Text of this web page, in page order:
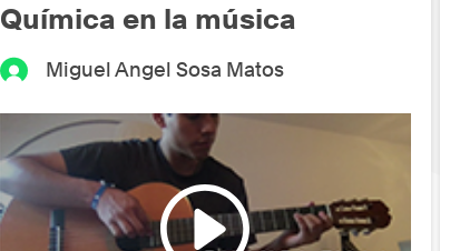
Química en la música
Miguel Angel Sosa Matos